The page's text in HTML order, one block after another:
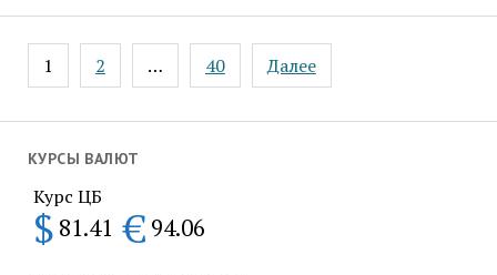
КУРСЫ ВАЛЮТ
Курс ЦБ
$ 81.41 € 94.06
Пагинация
записей
1 2 … 40 Далее